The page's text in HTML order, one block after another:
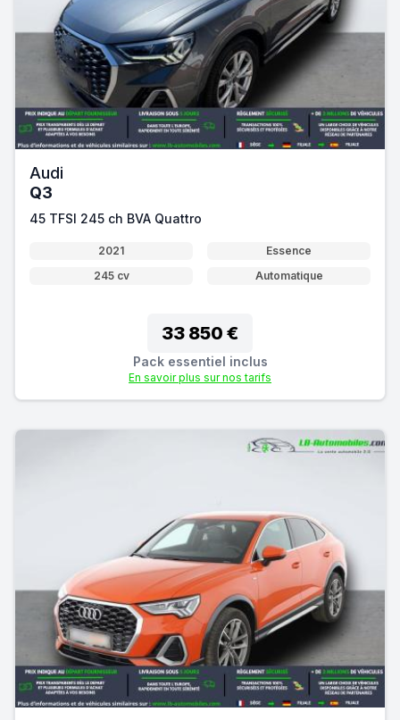
Audi
Q3
45 TFSI 245 ch BVA Quattro
2021
Essence
245 cv
Automatique
33 850 €
Pack essentiel inclus
En savoir plus sur nos tarifs